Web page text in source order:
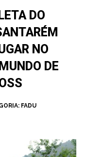
DO
NO
DE
FADU